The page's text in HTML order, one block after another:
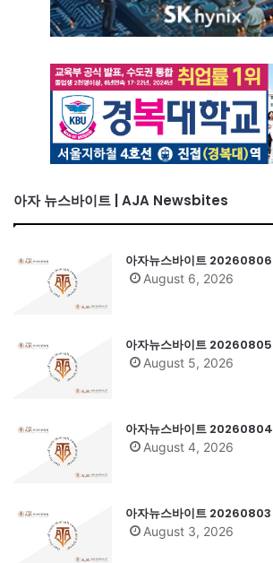
아자 뉴스바이트 | AJA Newsbites
아자뉴스바이트 20260806
August 6, 2026
아자뉴스바이트 20260805
August 5, 2026
아자뉴스바이트 20260804
August 4, 2026
아자뉴스바이트 20260803
August 3, 2026